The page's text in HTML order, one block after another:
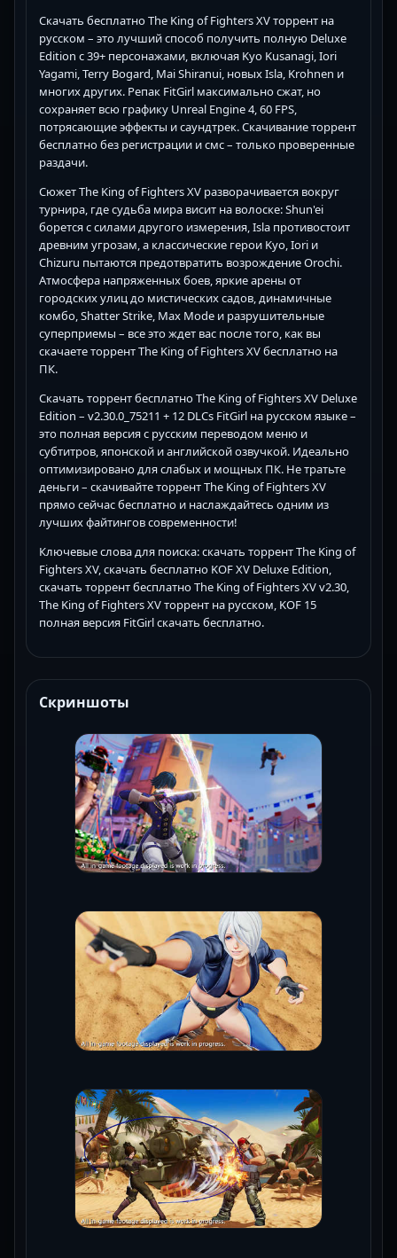
Скачать бесплатно The King of Fighters XV торрент на
русском – это лучший способ получить полную Deluxe
Edition с 39+ персонажами, включая Kyo Kusanagi, Iori
Yagami, Terry Bogard, Mai Shiranui, новых Isla, Krohnen и
многих других. Репак FitGirl максимально сжат, но
сохраняет всю графику Unreal Engine 4, 60 FPS,
потрясающие эффекты и саундтрек. Скачивание торрент
бесплатно без регистрации и смс – только проверенные
раздачи.
Сюжет The King of Fighters XV разворачивается вокруг
турнира, где судьба мира висит на волоске: Shun'ei
борется с силами другого измерения, Isla противостоит
древним угрозам, а классические герои Kyo, Iori и
Chizuru пытаются предотвратить возрождение Orochi.
Атмосфера напряженных боев, яркие арены от
городских улиц до мистических садов, динамичные
комбо, Shatter Strike, Max Mode и разрушительные
суперприемы – все это ждет вас после того, как вы
скачаете торрент The King of Fighters XV бесплатно на
ПК.
Скачать торрент бесплатно The King of Fighters XV Deluxe
Edition – v2.30.0_75211 + 12 DLCs FitGirl на русском языке –
это полная версия с русским переводом меню и
субтитров, японской и английской озвучкой. Идеально
оптимизировано для слабых и мощных ПК. Не тратьте
деньги – скачивайте торрент The King of Fighters XV
прямо сейчас бесплатно и наслаждайтесь одним из
лучших файтингов современности!
Ключевые слова для поиска: скачать торрент The King of
Fighters XV, скачать бесплатно KOF XV Deluxe Edition,
скачать торрент бесплатно The King of Fighters XV v2.30,
The King of Fighters XV торрент на русском, KOF 15
полная версия FitGirl скачать бесплатно.
Скриншоты